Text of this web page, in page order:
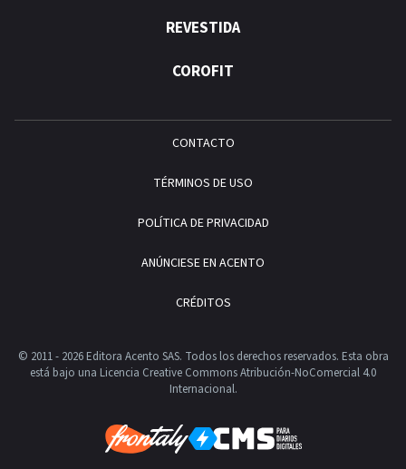
REVESTIDA
COROFIT
CONTACTO
TÉRMINOS DE USO
POLÍTICA DE PRIVACIDAD
ANÚNCIESE EN ACENTO
CRÉDITOS
© 2011 - 2026 Editora Acento SAS. Todos los derechos reservados. Esta obra
está bajo una Licencia Creative Commons Atribución-NoComercial 4.0
Internacional.